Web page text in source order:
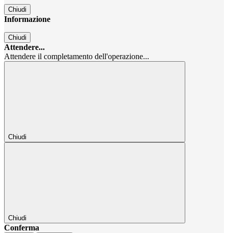
Chiudi
Informazione
Chiudi
Attendere...
Attendere il completamento dell'operazione...
Chiudi
Chiudi
Conferma